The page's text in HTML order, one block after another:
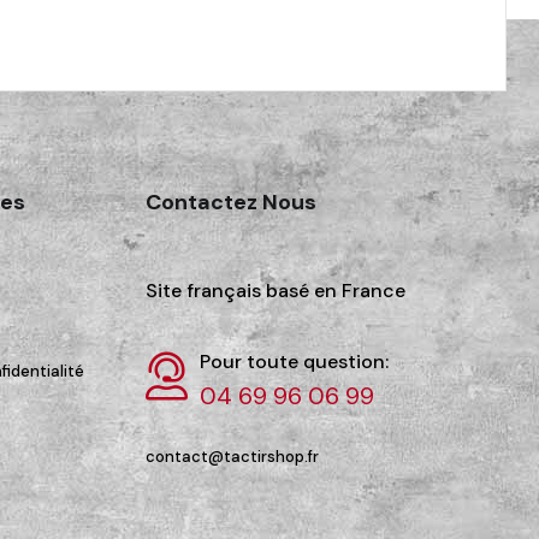
Contactez Nous
Site français basé en France
Pour toute question:
04 69 96 06 99
contact@tactirshop.fr